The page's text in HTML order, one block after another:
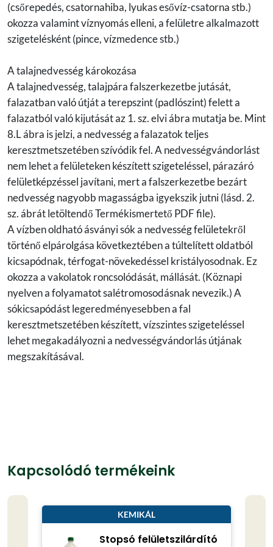
(csőrepedés, csatornahiba, lyukas esővíz-csatorna stb.)
okozza valamint víznyomás elleni, a felületre alkalmazott
szigetelésként (pince, vízmedence stb.)
A talajnedvesség károkozása
A talajnedvesség, talajpára falszerkezetbe jutását,
falazatban való útját a terepszint (padlószint) felett a
falazatból való kijutását az 1. sz. elvi ábra mutatja be. Mint
8.L ábra is jelzi, a nedvesség a falazatok teljes
keresztmetszetében szívódik fel. A nedvességvándorlást
nem lehet a felületeken készített szigeteléssel, párazáró
felületképzéssel javítani, mert a falszerkezetbe bezárt
nedvesség nagyobb magasságba igyekszik jutni (lásd. 2.
sz. ábrát letöltendő Termékismertető PDF file).
A vízben oldható ásványi sók a nedvesség felületekről
történő elpárolgása következtében a túltelített oldatból
kicsapódnak, térfogat-növekedéssel kristályosodnak. Ez
okozza a vakolatok roncsolódását, mállását. (Köznapi
nyelven a folyamatot salétromosodásnak nevezik.) A
sókicsapódást legeredményesebben a fal
keresztmetszetében készített, vízszintes szigeteléssel
lehet megakadályozni a nedvességvándorlás útjának
megszakításával.
Kapcsolódó termékeink
KEMIKÁL
Stopsó felületszilárdító